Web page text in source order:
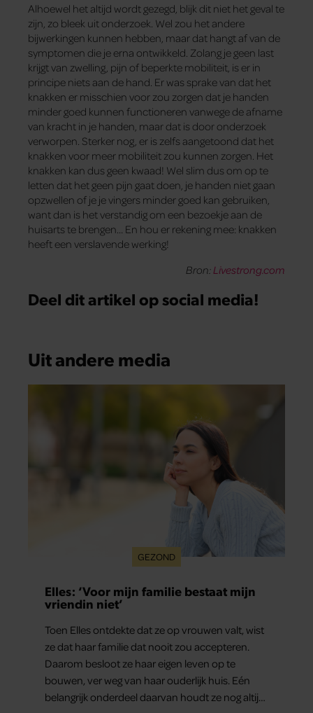
Alhoewel het altijd wordt gezegd, blijk dit niet het geval te
zijn, zo bleek uit onderzoek. Wel zou het andere
bijwerkingen kunnen hebben, maar dat hangt af van de
symptomen die je erna ontwikkeld. Zolang je geen last
krijgt van zwelling, pijn of beperkte mobiliteit, is er in
principe niets aan de hand. Er was sprake van dat het
knakken er misschien voor zou zorgen dat je handen
minder goed kunnen functioneren vanwege de afname
van kracht in je handen, maar dat is door onderzoek
verworpen. Sterker nog, er is zelfs aangetoond dat het
knakken voor meer mobiliteit zou kunnen zorgen. Het
knakken kan dus geen kwaad! Wel slim dus om op te
letten dat het geen pijn gaat doen, je handen niet gaan
opzwellen of je je vingers minder goed kan gebruiken,
want dan is het verstandig om een bezoekje aan de
huisarts te brengen… En hou er rekening mee: knakken
heeft een verslavende werking!
Bron: Livestrong.com
Deel dit artikel op social media!
Uit andere media
GEZOND
Elles: ‘Voor mijn familie bestaat mijn
vriendin niet’
Toen Elles ontdekte dat ze op vrouwen valt, wist
ze dat haar familie dat nooit zou accepteren.
Daarom besloot ze haar eigen leven op te
bouwen, ver weg van haar ouderlijk huis. Eén
belangrijk onderdeel daarvan houdt ze nog altijd